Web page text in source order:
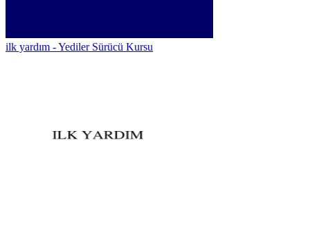
ilk yardım - Yediler Sürücü Kursu